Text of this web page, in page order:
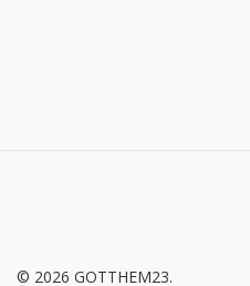
© 2026 GOTTHEM23.